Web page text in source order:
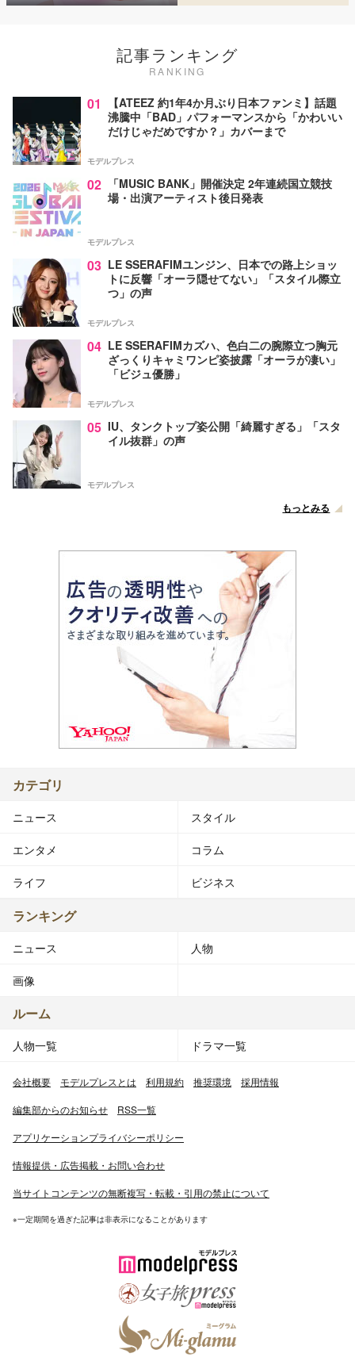
記事ランキング
RANKING
01
【ATEEZ 約1年4か月ぶり日本ファンミ】話題
沸騰中「BAD」パフォーマンスから「かわいい
だけじゃだめですか？」カバーまで
モデルプレス
02
「MUSIC BANK」開催決定 2年連続国立競技
場・出演アーティスト後日発表
モデルプレス
03 LE SSERAFIMユンジン、日本での路上ショッ
トに反響「オーラ隠せてない」「スタイル際立
つ」の声
モデルプレス
04 LE SSERAFIMカズハ、色白二の腕際立つ胸元
ざっくりキャミワンピ姿披露「オーラが凄い」
「ビジュ優勝」
モデルプレス
05 IU、タンクトップ姿公開「綺麗すぎる」「スタ
イル抜群」の声
モデルプレス
もっとみる
カテゴリ
ニュース スタイル
エンタメ コラム
ライフ ビジネス
ランキング
ニュース 人物
画像
ルーム
人物一覧 ドラマ一覧
会社概要 モデルプレスとは 利用規約 推奨環境 採用情報
編集部からのお知らせ RSS一覧
アプリケーションプライバシーポリシー
情報提供・広告掲載・お問い合わせ
当サイトコンテンツの無断複写・転載・引用の禁止について
※一定期間を過ぎた記事は非表示になることがあります